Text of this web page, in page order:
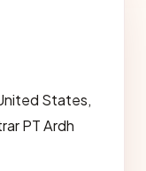
States,
PT Ardh